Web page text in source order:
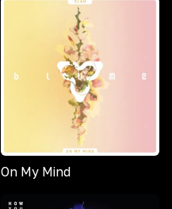
On My Mind